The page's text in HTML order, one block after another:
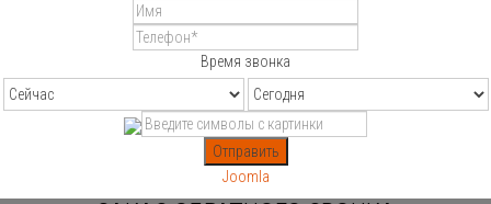
Время звонка
Отправить
Joomla